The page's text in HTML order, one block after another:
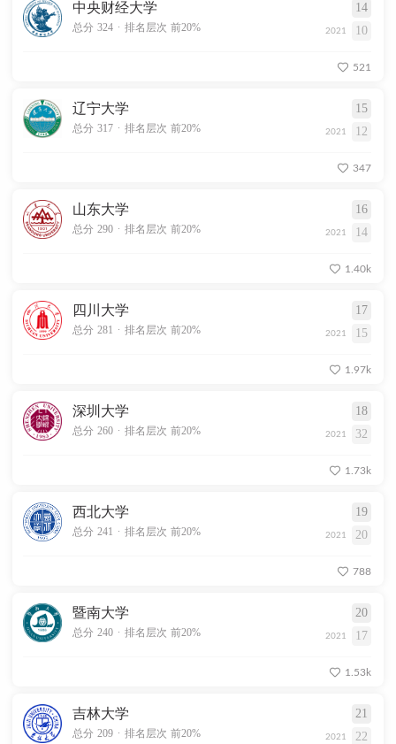
中央财经大学 14
总分 324 . 排名层次 前20% 2021 10
521
辽宁大学 15
总分 317 . 排名层次 前20% 2021 12
347
山东大学 16
总分 290 . 排名层次 前20% 2021 14
1.40k
四川大学 17
总分 281 . 排名层次 前20% 2021 15
1.97k
深圳大学 18
总分 260 . 排名层次 前20% 2021 32
1.73k
西北大学 19
总分 241 . 排名层次 前20% 2021 20
788
暨南大学 20
总分 240 . 排名层次 前20% 2021 17
1.53k
吉林大学 21
总分 209 . 排名层次 前20% 2021 22